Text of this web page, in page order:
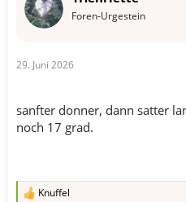
o
:
Foren-Urgestein
29. Juni 2026
sanfter donner, dann satter
noch 17 grad.
R Knuffel